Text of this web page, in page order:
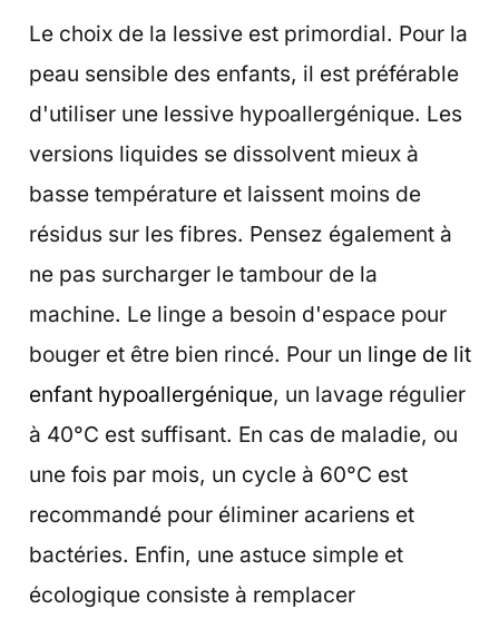
Le choix de la lessive est primordial. Pour la
peau sensible des enfants, il est préférable
d'utiliser une lessive hypoallergénique. Les
versions liquides se dissolvent mieux à
basse température et laissent moins de
résidus sur les fibres. Pensez également à
ne pas surcharger le tambour de la
machine. Le linge a besoin d'espace pour
bouger et être bien rincé. Pour un linge de lit
enfant hypoallergénique, un lavage régulier
à 40°C est suffisant. En cas de maladie, ou
une fois par mois, un cycle à 60°C est
recommandé pour éliminer acariens et
bactéries. Enfin, une astuce simple et
écologique consiste à remplacer